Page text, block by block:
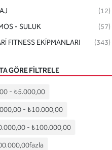
(70)
SAĞLIK ÜRÜNLERİ
(29)
(12)
- SULUK
(57)
FITNESS EKİPMANLARI
(343)
GÖRE FILTRELE
- ₺5.000,00
- ₺10.000,00
- ₺100.000,00
fazla